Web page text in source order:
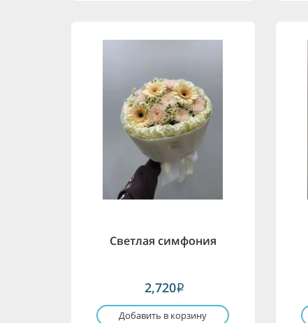
Светлая симфония
2,720i
Добавить в корзину